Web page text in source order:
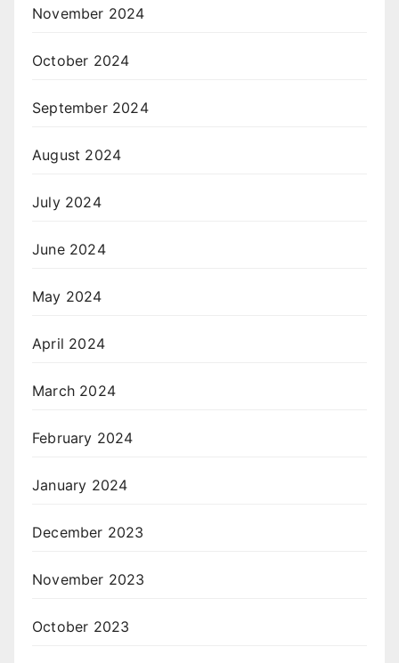
November 2024
October 2024
September 2024
August 2024
July 2024
June 2024
May 2024
April 2024
March 2024
February 2024
January 2024
December 2023
November 2023
October 2023